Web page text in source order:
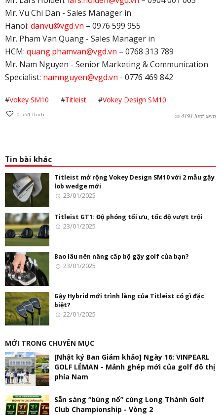
Mr. Vu Chi Dan - Sales Manager in
Hanoi: danvu@vgd.vn – 0976 599 955
Mr. Pham Van Quang - Sales Manager in
HCM: quang.phamvan@vgd.vn – 0768 313 789
Mr. Nam Nguyen - Senior Marketing & Communication
Specialist: namnguyen@vgd.vn - 0776 469 842
#Vokey SM10 #Titleist #Vokey Design SM10
0 lượt thích 4191 lượt xem
Tin bài khác
Titleist mở rộng Vokey Design SM10 với 2 mẫu gậy
lob wedge mới
23/01/2025
Titleist GT1: Độ phóng tối ưu, tốc độ vượt trội
23/01/2025
Bao lâu nên nâng cấp bộ gậy golf của bạn?
23/01/2025
Gậy Hybrid mới trình làng của Titleist có gì đặc
biệt?
22/01/2025
MỚI TRONG CHUYÊN MỤC
[Nhật ký Ban Giám khảo] Ngày 16: VINPEARL
GOLF LÉMAN - Mảnh ghép mới của golf đô thị
phía Nam
Sẵn sàng “bùng nổ” cùng Long Thành Golf
Club Championship - Vòng 2